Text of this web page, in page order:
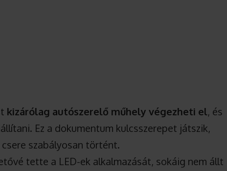
kizárólag autószerelő műhely végezheti el, és
Ez a dokumentum kulcsszerepet játszik,
szabályosan történt.
tette a LED-ek alkalmazását, sokáig nem állt